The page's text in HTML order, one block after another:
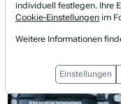
individuell festlegen. Ihre
Cookie-Einstellungen im
Weitere Informationen
Einstellungen